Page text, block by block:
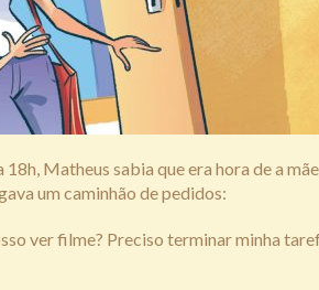
Matheus sabia que era hora de a
um caminhão de pedidos:
ver filme? Preciso terminar minha